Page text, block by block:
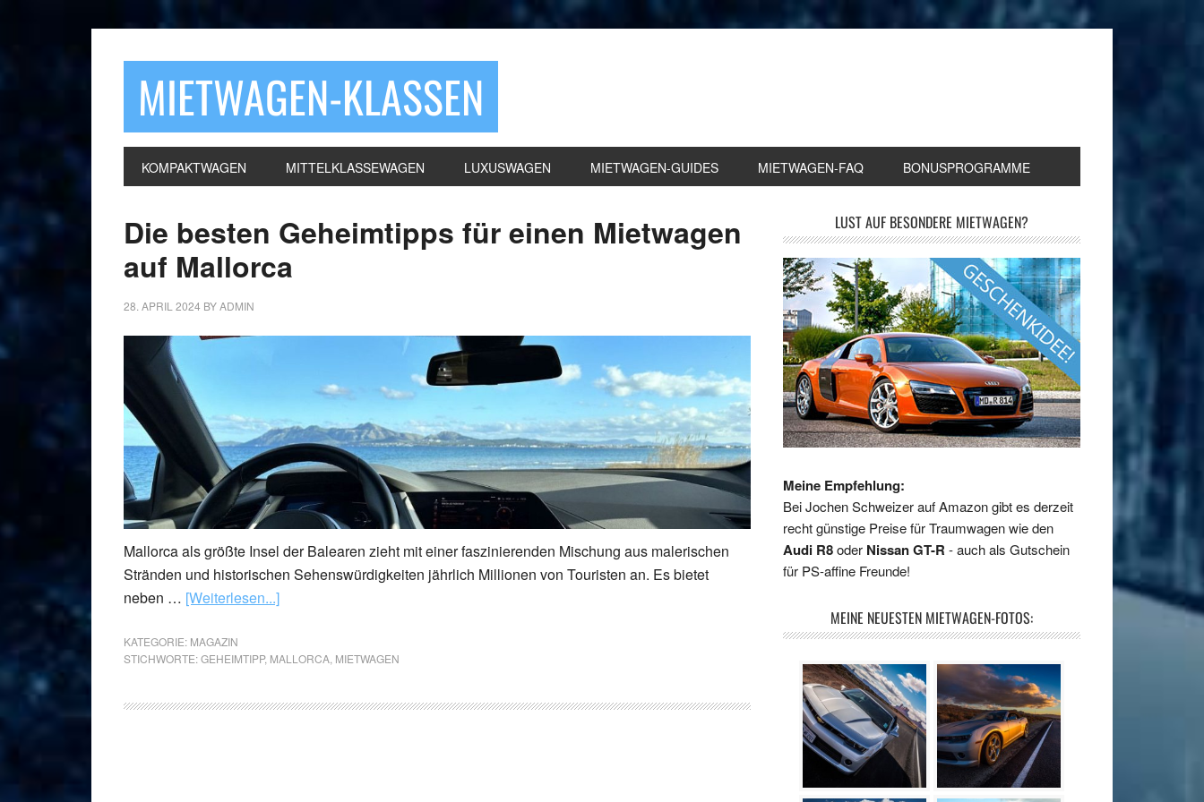
MIETWAGEN-KLASSEN
KOMPAKTWAGEN MITTELKLASSEWAGEN LUXUSWAGEN MIETWAGEN-GUIDES MIETWAGEN-FAQ BONUSPROGRAMME
Die besten Geheimtipps für einen Mietwagen
auf Mallorca
28. APRIL 2024 BYADMIN
Mallorca als größte Insel der Balearen zieht mit einer faszinierenden Mischung aus malerischen
Stränden und historischen Sehenswürdigkeiten jährlich Millionen von Touristen an. Es bietet
neben … [Weiterlesen...]
KATEGORIE: MAGAZIN
STICHWORTE:GEHEIMTIPP, MALLORCA MIETWAGEN
LUST AUF BESONDERE MIETWAGEN?
Meine Empfehlung:
Bei Jochen Schweizer auf Amazon gibt es derzeit
recht günstige Preise für Traumwagen wie den
Audi R8oder Nissan GT-R - auch als Gutschein
für PS-affine Freunde!
MEINE NEUESTEN MIETWAGEN-FOTOS: